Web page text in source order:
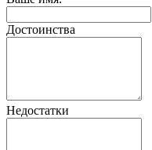
Достоинства
Недостатки